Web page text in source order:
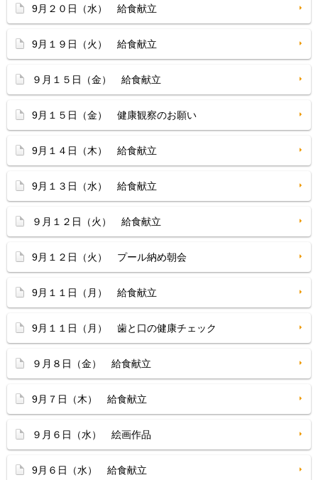
9月２０日（水） 給食献立
9月１９日（火） 給食献立
９月１５日（金） 給食献立
9月１５日（金） 健康観察のお願い
9月１４日（木） 給食献立
9月１３日（水） 給食献立
９月１２日（火） 給食献立
9月１２日（火） プール納め朝会
9月１１日（月） 給食献立
9月１１日（月） 歯と口の健康チェック
９月８日（金） 給食献立
9月７日（木） 給食献立
９月６日（水） 絵画作品
9月６日（水） 給食献立